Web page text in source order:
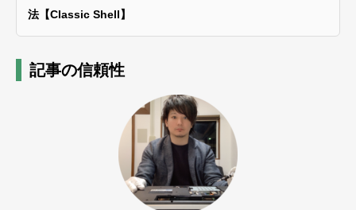
法【Classic Shell】
記事の信頼性